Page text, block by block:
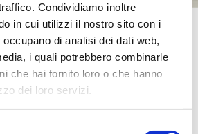
Condividiamo inoltre
in cui utilizzi il nostro sito con i
di analisi dei dati web,
i quali potrebbero combinarle
che hai fornito loro o che hanno
dei loro servizi.
cervello?
cervello in cartoncino cercando di